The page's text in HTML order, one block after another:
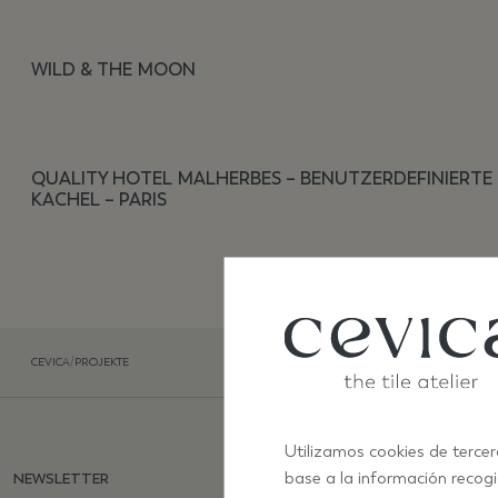
WILD & THE MOON
QUALITY HOTEL MALHERBES – BENUTZERDEFINIERTE
KACHEL – PARIS
CEVICA/PROJEKTE
NEWSLETTER
Utilizamos cookies de
base a la información